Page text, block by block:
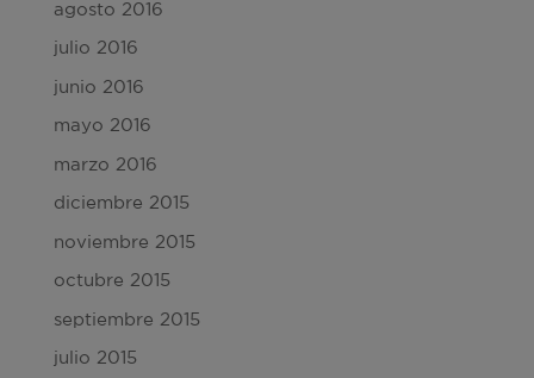
agosto 2016
julio 2016
junio 2016
mayo 2016
marzo 2016
diciembre 2015
noviembre 2015
octubre 2015
septiembre 2015
julio 2015